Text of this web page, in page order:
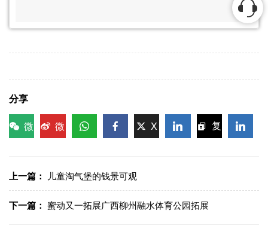
分享
微
微
X
复
上一篇： 儿童淘气堡的钱景可观
下一篇： 蜜动又一拓展广西柳州融水体育公园拓展